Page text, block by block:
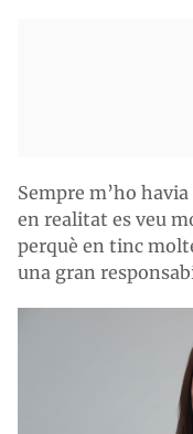
Sempre m’ho
en realitat es veu
perquè en tinc
una gran